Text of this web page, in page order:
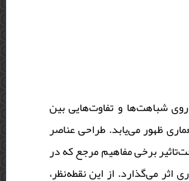
شباهت‌‌ها و تفاوت‌‌هایی بین
ظهور می‌‌یابد. طراحی عناصر
برخی مفاهیم مرجع که در
می‌‌گذارد. از این نقطه‌نظر،